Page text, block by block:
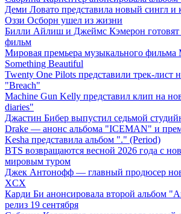
Деми Ловато представила новый сингл
Оззи Осборн ушел из жизни
Билли Айлиш и Джеймс Кэмерон готовят
фильм
Мировая премьера музыкального
Something Beautiful
Twenty One Pilots представили трек-лист
"Breach"
Machine Gun Kelly представил клип на
diaries"
Джастин Бибер выпустил седьмой
Drake — анонс альбома "ICEMAN" и
Kesha представила альбом "." (Period)
BTS возвращаются весной 2026 года с
мировым туром
Джек Антонофф — главный продюсер
XCX
Карди Би анонсировала второй альбом
релиз 19 сентября